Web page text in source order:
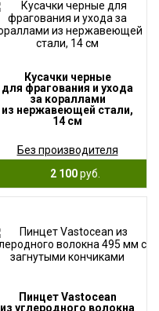
Кусачки черные
для фрагования и ухода
за кораллами
из нержавеющей стали,
14 см
Без производителя
2 100руб.
Пинцет Vastocean
из углеродного волокна